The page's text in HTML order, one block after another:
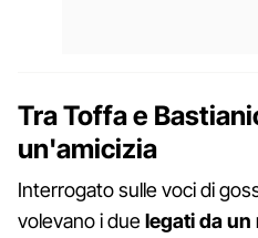
Tra Toffa e
un'amicizia
Interrogato sulle voci di
volevano i duelegati da